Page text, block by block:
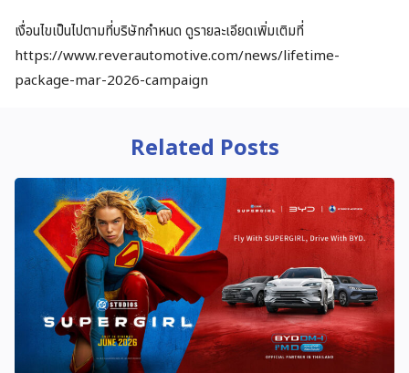
เงื่อนไขเป็นไปตามที่บริษัทกำหนด ดูรายละเอียดเพิ่มเติมที่
https://www.reverautomotive.com/news/lifetime-
package-mar-2026-campaign
Related Posts